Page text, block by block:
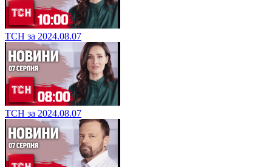
ТСН за 2024.08.07
ТСН за 2024.08.07